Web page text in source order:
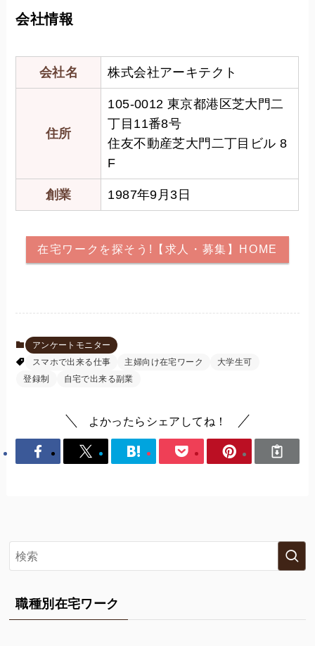
会社情報
会社名 株式会社アーキテクト
住所
105-0012 東京都港区芝大門二
丁目11番8号
住友不動産芝大門二丁目ビル 8
F
創業 1987年9月3日
在宅ワークを探そう!【求人・募集】HOME
アンケートモニター
スマホで出来る仕事
主婦向け在宅ワーク
大学生可
登録制
自宅で出来る副業
よかったらシェアしてね！
職種別在宅ワーク